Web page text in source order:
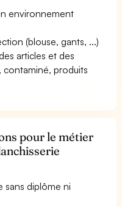
environnement
(blouse, gants, ...)
articles et des
contaminé, produits
pour le métier
sans diplôme ni